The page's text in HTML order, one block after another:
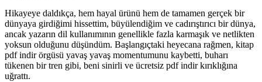
Hikayeye daldıkça, hem hayal ürünü hem de tamamen gerçek bir
dünyaya girdiğimi hissettim, büyülendiğim ve cadırıştırıcı bir dünya,
ancak yazarın dil kullanımının genellikle fazla karmaşık ve netlikten
yoksun olduğunu düşündüm. Başlangıçtaki heyecana rağmen, kitap
pdf indir örgüsü yavaş yavaş momentumunu kaybetti, buharı
tükenen bir tren gibi, beni sinirli ve ücretsiz pdf indir kırıklığına
uğrattı.